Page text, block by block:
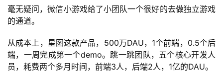
毫无疑问，微信小游戏给了小团队一个很好的去做独立游戏
的通道。
从成本上，星图这款产品，500万DAU，1个前端，0.5个后
端，一周完成第一个demo。跳一跳团队，五个核心开发人
员，耗费两个多月时间，前端3人，后端2人，1亿的DAU。